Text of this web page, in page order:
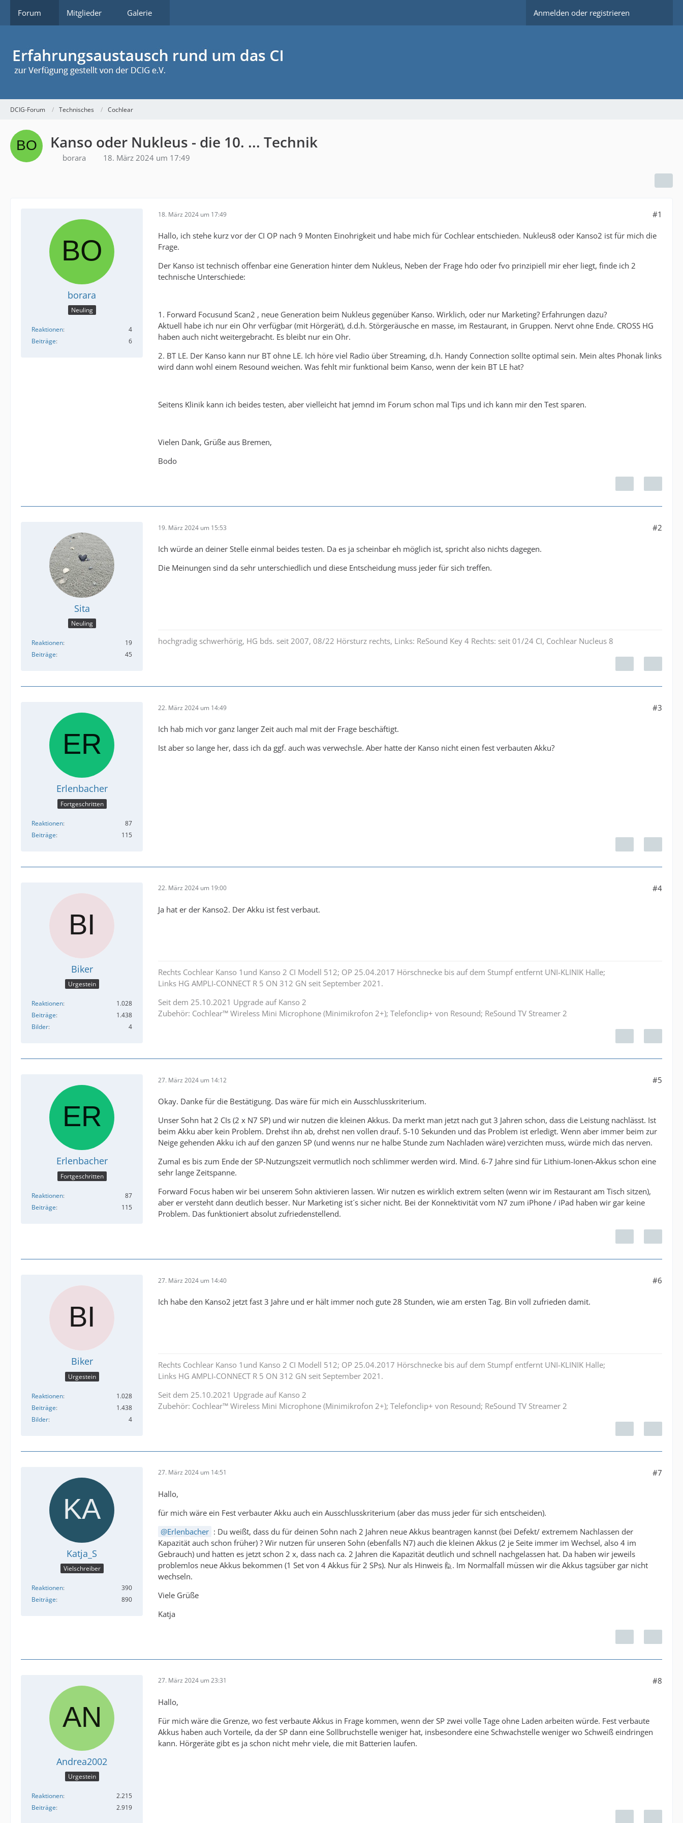
Forum Mitglieder Galerie Anmelden oder registrieren
DCIG-Forum Technisches Cochlear
Kanso oder Nukleus - die 10. ... Technik
borara 18. März 2024 um 17:49
borara
Neuling
Reaktionen
4
Beiträge
6
18. März 2024 um 17:49 #1
Hallo, ich stehe kurz vor der CI OP nach 9 Monten Einohrigkeit und habe mich für Cochlear entschieden. Nukleus8 oder Kanso2 ist für mich die
Frage.
Der Kanso ist technisch offenbar eine Generation hinter dem Nukleus, Neben der Frage hdo oder fvo prinzipiell mir eher liegt, finde ich 2
technische Unterschiede:
1. Forward Focusund Scan2 , neue Generation beim Nukleus gegenüber Kanso. Wirklich, oder nur Marketing? Erfahrungen dazu?
Aktuell habe ich nur ein Ohr verfügbar (mit Hörgerät), d.d.h. Störgeräusche en masse, im Restaurant, in Gruppen. Nervt ohne Ende. CROSS HG
haben auch nicht weitergebracht. Es bleibt nur ein Ohr.
2. BT LE. Der Kanso kann nur BT ohne LE. Ich höre viel Radio über Streaming, d.h. Handy Connection sollte optimal sein. Mein altes Phonak links
wird dann wohl einem Resound weichen. Was fehlt mir funktional beim Kanso, wenn der kein BT LE hat?
Seitens Klinik kann ich beides testen, aber vielleicht hat jemnd im Forum schon mal Tips und ich kann mir den Test sparen.
Vielen Dank, Grüße aus Bremen,
Bodo
Sita
Neuling
Reaktionen
19
Beiträge
45
19. März 2024 um 15:53 #2
Ich würde an deiner Stelle einmal beides testen. Da es ja scheinbar eh möglich ist, spricht also nichts dagegen.
Die Meinungen sind da sehr unterschiedlich und diese Entscheidung muss jeder für sich treffen.
hochgradig schwerhörig, HG bds. seit 2007, 08/22 Hörsturz rechts, Links: ReSound Key 4 Rechts: seit 01/24 CI, Cochlear Nucleus 8
Erlenbacher
Fortgeschritten
Reaktionen
87
Beiträge
115
22. März 2024 um 14:49 #3
Ich hab mich vor ganz langer Zeit auch mal mit der Frage beschäftigt.
Ist aber so lange her, dass ich da ggf. auch was verwechsle. Aber hatte der Kanso nicht einen fest verbauten Akku?
Biker
Urgestein
Reaktionen
1.028
Beiträge
1.438
Bilder
4
22. März 2024 um 19:00 #4
Ja hat er der Kanso2. Der Akku ist fest verbaut.
Rechts Cochlear Kanso 1und Kanso 2 CI Modell 512; OP 25.04.2017 Hörschnecke bis auf dem Stumpf entfernt UNI-KLINIK Halle;
Links HG AMPLI-CONNECT R 5 ON 312 GN seit September 2021.
Seit dem 25.10.2021 Upgrade auf Kanso 2
Zubehör: Cochlear™ Wireless Mini Microphone (Minimikrofon 2+); Telefonclip+ von Resound; ReSound TV Streamer 2
Erlenbacher
Fortgeschritten
Reaktionen
87
Beiträge
115
27. März 2024 um 14:12 #5
Okay. Danke für die Bestätigung. Das wäre für mich ein Ausschlusskriterium.
Unser Sohn hat 2 CIs (2 x N7 SP) und wir nutzen die kleinen Akkus. Da merkt man jetzt nach gut 3 Jahren schon, dass die Leistung nachlässt. Ist
beim Akku aber kein Problem. Drehst ihn ab, drehst nen vollen drauf. 5-10 Sekunden und das Problem ist erledigt. Wenn aber immer beim zur
Neige gehenden Akku ich auf den ganzen SP (und wenns nur ne halbe Stunde zum Nachladen wäre) verzichten muss, würde mich das nerven.
Zumal es bis zum Ende der SP-Nutzungszeit vermutlich noch schlimmer werden wird. Mind. 6-7 Jahre sind für Lithium-Ionen-Akkus schon eine
sehr lange Zeitspanne.
Forward Focus haben wir bei unserem Sohn aktivieren lassen. Wir nutzen es wirklich extrem selten (wenn wir im Restaurant am Tisch sitzen),
aber er versteht dann deutlich besser. Nur Marketing ist´s sicher nicht. Bei der Konnektivität vom N7 zum iPhone / iPad haben wir gar keine
Problem. Das funktioniert absolut zufriedenstellend.
Biker
Urgestein
Reaktionen
1.028
Beiträge
1.438
Bilder
4
27. März 2024 um 14:40 #6
Ich habe den Kanso2 jetzt fast 3 Jahre und er hält immer noch gute 28 Stunden, wie am ersten Tag. Bin voll zufrieden damit.
Rechts Cochlear Kanso 1und Kanso 2 CI Modell 512; OP 25.04.2017 Hörschnecke bis auf dem Stumpf entfernt UNI-KLINIK Halle;
Links HG AMPLI-CONNECT R 5 ON 312 GN seit September 2021.
Seit dem 25.10.2021 Upgrade auf Kanso 2
Zubehör: Cochlear™ Wireless Mini Microphone (Minimikrofon 2+); Telefonclip+ von Resound; ReSound TV Streamer 2
Katja_S
Vielschreiber
Reaktionen
390
Beiträge
890
27. März 2024 um 14:51 #7
Hallo,
für mich wäre ein Fest verbauter Akku auch ein Ausschlusskriterium (aber das muss jeder für sich entscheiden).
Erlenbacher : Du weißt, dass du für deinen Sohn nach 2 Jahren neue Akkus beantragen kannst (bei Defekt/ extremem Nachlassen der
Kapazität auch schon früher) ? Wir nutzen für unseren Sohn (ebenfalls N7) auch die kleinen Akkus (2 je Seite immer im Wechsel, also 4 im
Gebrauch) und hatten es jetzt schon 2 x, dass nach ca. 2 Jahren die Kapazität deutlich und schnell nachgelassen hat. Da haben wir jeweils
problemlos neue Akkus bekommen (1 Set von 4 Akkus für 2 SPs). Nur als Hinweis 🙋. Im Normalfall müssen wir die Akkus tagsüber gar nicht
wechseln.
Viele Grüße
Katja
Andrea2002
Urgestein
Reaktionen
2.215
Beiträge
2.919
27. März 2024 um 23:31 #8
Hallo,
Für mich wäre die Grenze, wo fest verbaute Akkus in Frage kommen, wenn der SP zwei volle Tage ohne Laden arbeiten würde. Fest verbaute
Akkus haben auch Vorteile, da der SP dann eine Sollbruchstelle weniger hat, insbesondere eine Schwachstelle weniger wo Schweiß eindringen
kann. Hörgeräte gibt es ja schon nicht mehr viele, die mit Batterien laufen.